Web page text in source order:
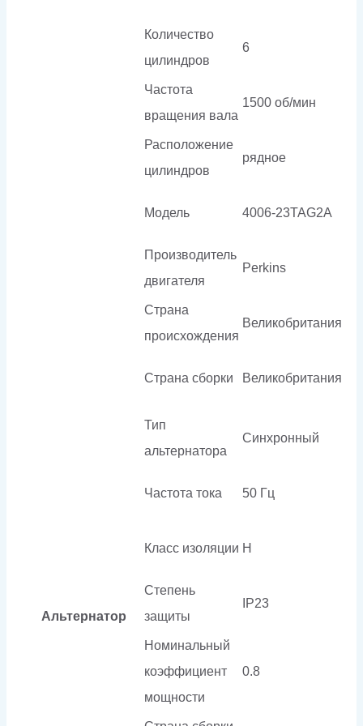
Количество
цилиндров
6
Частота
вращения вала
1500 об/мин
Расположение
цилиндров
рядное
Модель 4006-23TAG2A
Производитель
двигателя
Perkins
Страна
происхождения
Великобритания
Страна сборки Великобритания
Альтернатор
Тип
альтернатора
Синхронный
Частота тока 50 Гц
Класс изоляции H
Степень
защиты
IP23
Номинальный
коэффициент
мощности
0.8